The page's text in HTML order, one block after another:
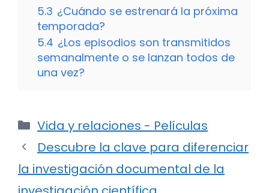
5.3 ¿Cuándo se estrenará la próxima
temporada?
5.4 ¿Los episodios son transmitidos
semanalmente o se lanzan todos de
una vez?
Categorías
Vida y relaciones - Películas
Descubre la clave para diferenciar
la investigación documental de la